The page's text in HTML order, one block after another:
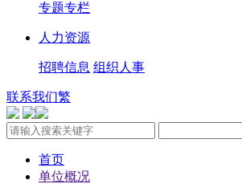
专题专栏
人力资源
招聘信息 组织人事
联系我们繁
首页
单位概况